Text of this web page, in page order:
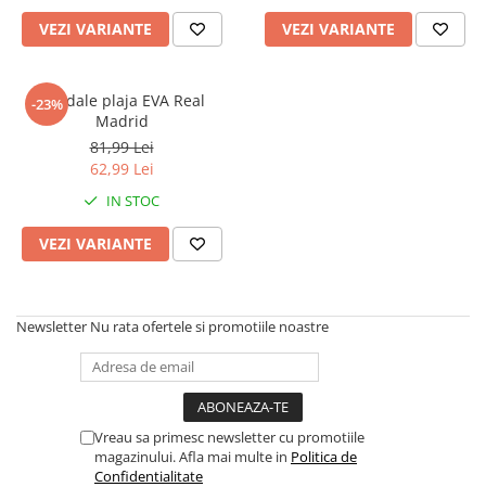
Ghete si cizme baieti
Pantofi baieti
Papuci si slapi baieti
Sandale baieti
EplusM
Perletti
Arditex
Cry Babies
Wonder Woman
The Grinch
FLAMINGO
Incaltaminte fete
Ghete si cizme fete
Pantofi fete
Papuci si slapi fete
Sandale fete
VEZI VARIANTE VEZI VARIANTE
-23%
Sandale plaja EVA Real
Madrid
81,99 Lei
62,99 Lei
IN STOC
VEZI VARIANTE
Newsletter Nu rata ofertele si promotiile noastre
Vreau sa primesc newsletter cu promotiile
magazinului. Afla mai multe in Politica de
Confidentialitate